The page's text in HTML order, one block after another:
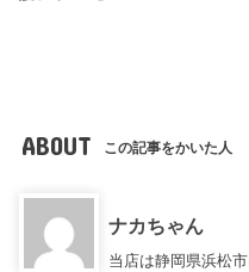
ABOUT この記事をかいた人
ナカちゃん
当店は静岡県浜松